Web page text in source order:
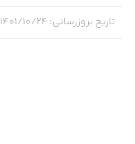
تاریخ بروزرسانی: ۱۴۰۱/۱۰/۲۴